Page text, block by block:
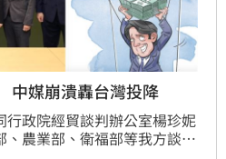
媒崩潰轟台灣投降
政院經貿談判辦公室楊珍妮
農業部、衛福部等我方談判